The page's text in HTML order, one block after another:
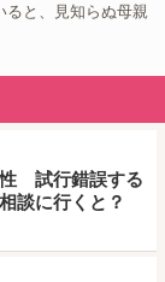
ると、見知らぬ母親
試行錯誤する
談に行くと？